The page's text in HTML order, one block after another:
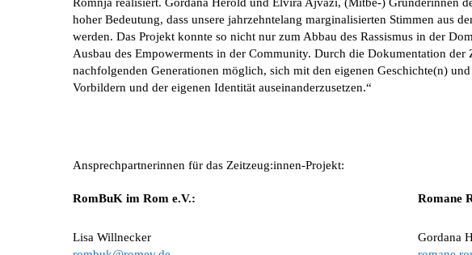
hoher Bedeutung, dass unsere jahrzehntelang marginalisierten Stimmen aus
werden. Das Projekt konnte so nicht nur zum Abbau des Rassismus in der
Ausbau des Empowerments in der Community. Durch die Dokumentation der
nachfolgenden Generationen möglich, sich mit den eigenen Geschichte(n)
Vorbildern und der eigenen Identität auseinanderzusetzen.“
Ansprechpartnerinnen für das Zeitzeug:innen-Projekt:
RomBuK im Rom e.V.:
Lisa Willnecker
Romane
Gordana